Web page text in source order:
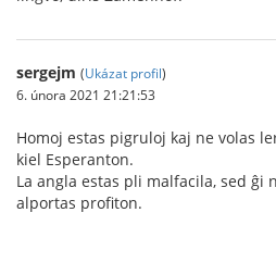
sergejm (Ukázat profil)
6. února 2021 21:21:53
Homoj estas pigruloj kaj ne volas
kiel Esperanton.
La angla estas pli malfacila, sed ĝi
alportas profiton.